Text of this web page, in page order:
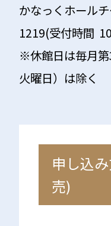
かなっくホール
1219(受付時間
※休館日は毎月
火曜日）は除く
申し込
売)